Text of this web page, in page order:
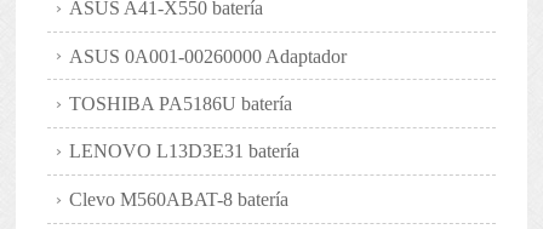
ASUS A41-X550 batería
ASUS 0A001-00260000 Adaptador
TOSHIBA PA5186U batería
LENOVO L13D3E31 batería
Clevo M560ABAT-8 batería